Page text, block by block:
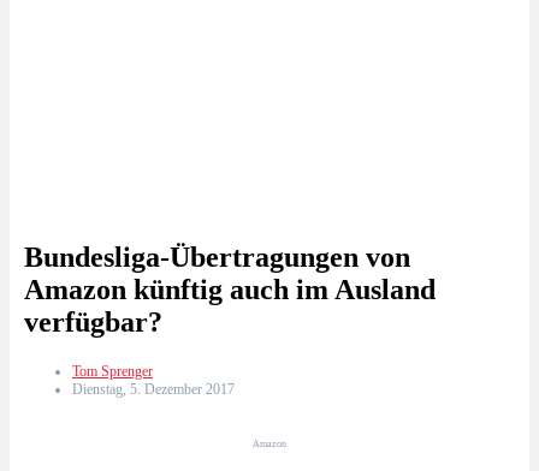
Bundesliga-Übertragungen von
Amazon künftig auch im Ausland
verfügbar?
Tom Sprenger
Dienstag, 5. Dezember 2017
Amazon